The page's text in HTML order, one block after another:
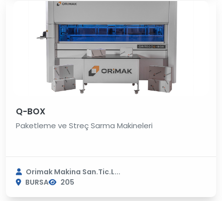
Q-BOX
Paketleme ve Streç Sarma Makineleri
Orimak Makina San.Tic.L...
BURSA
205